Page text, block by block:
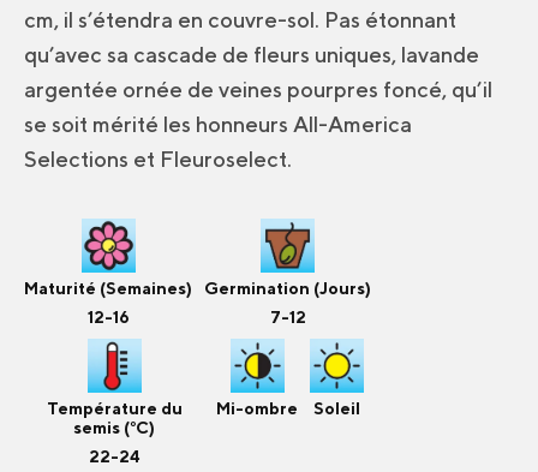
cm, il s’étendra en couvre-sol. Pas étonnant
qu’avec sa cascade de fleurs uniques, lavande
argentée ornée de veines pourpres foncé, qu’il
se soit mérité les honneurs All-America
Selections et Fleuroselect.
Maturité (Semaines)
12-16
Germination (Jours)
7-12
Température du
semis (°C)
22-24
Mi-ombre Soleil